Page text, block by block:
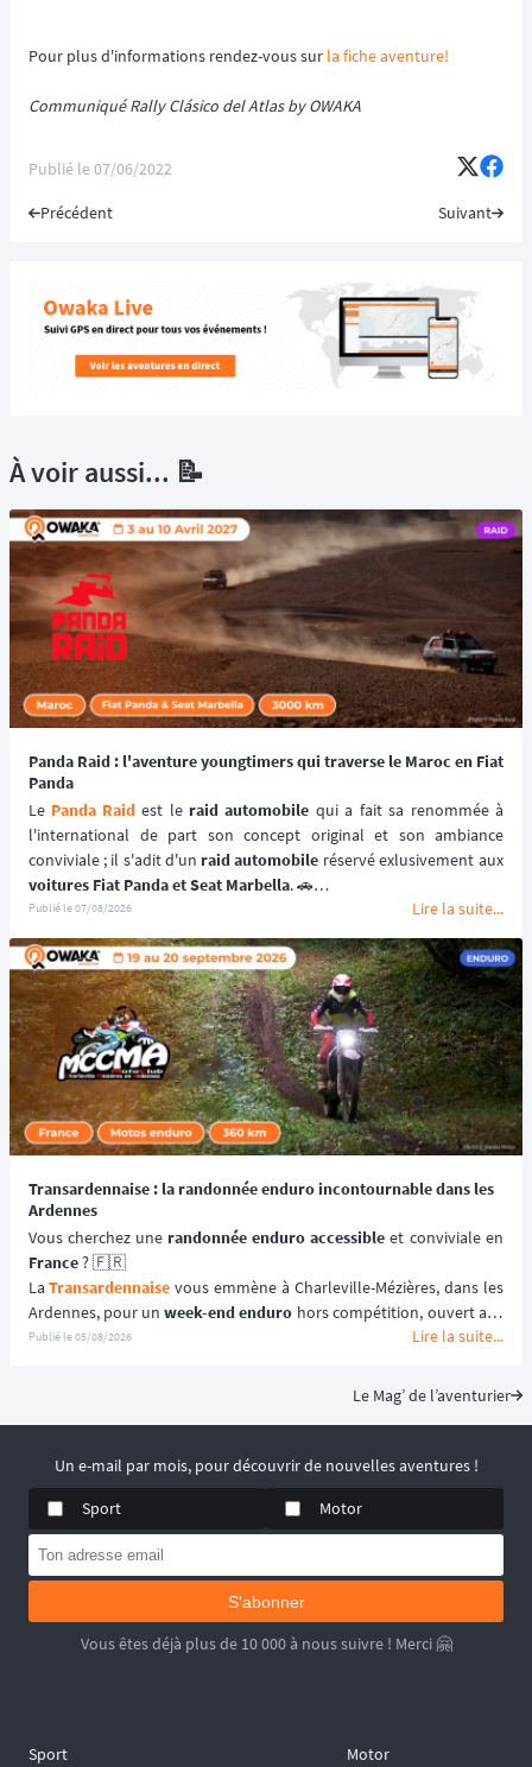
Pour plus d'informations rendez-vous sur la fiche aventure!
Communiqué Rally Clásico del Atlas by OWAKA
Publié le07/06/2022
Précédent Suivant
À voir aussi... 📝
Panda Raid : l'aventure youngtimers qui traverse le Maroc en Fiat
Panda
Le Panda Raid est le raid automobile qui a fait sa renommée à
l'international de part son concept original et son ambiance
conviviale ; il s'adit d'un raid automobile
voitures Fiat Panda et Seat Marbella. 🚗
Une véritable aventure offroad qui se déroule au coeur du désert
marocain à bord de véhicules youngtimers. 🚘🌵
📆 Prochaines dates : du 3 au 10 avril 2027.
Publié le07/08/2026 Lire la suite...
Transardennaise : la randonnée enduro incontournable dans les
Ardennes
Vous cherchez une randonnée enduro accessible
France ? 🇫🇷
La Transardennaise vous emmène à Charleville-Mézières, dans les
Ardennes, pour un week-end enduro hors compétition, ouvert aux
motos enduro, trail et trial dès 125 cm³. 🏍️
aventure moto mise sur
le plaisir de rouler plutôt que sur la performance chronométrée.
📆 Prochaines dates : du 19 au 20 Septembre 2026.
Publié le05/08/2026 Lire la suite...
Le Mag’ de l’aventurier
Un e-mail par mois, pour découvrir de nouvelles aventures !
Sport
Motor
S'abonner
Vous êtes déjà plus de 10 000 à nous suivre ! Merci 🤗
Sport Motor